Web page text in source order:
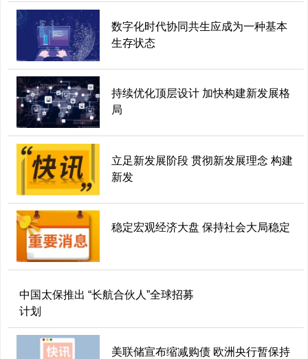
数字化时代协同共生应成为一种基本
生存状态
持续优化顶层设计 加快构建新发展格
局
立足新发展阶段 贯彻新发展理念 构建
新发
稳定宏观经济大盘 保持社会大局稳定
中国太保推出 “长航合伙人”全球招募
计划
美联储宣布缩减购债 欧洲央行暂保持